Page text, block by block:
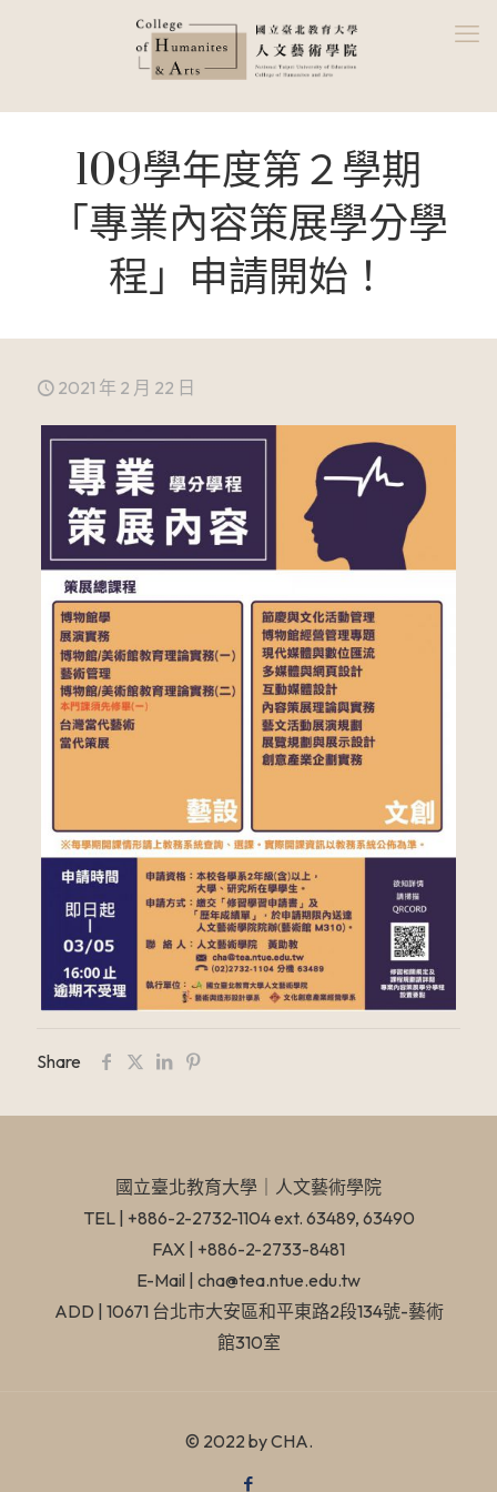
109學年度第２學期
「專業內容策展學分學
程」申請開始！
2021 年 2 月 22 日
Share
國立臺北教育大學​｜人文藝術學院
TEL | +886-2-2732-1104 ext. 63489, 63490
FAX | +886-2-2733-8481
E-Mail | cha@tea.ntue.edu.tw
ADD | 10671 台北市大安區和平東路2段134號-藝術
館310室
© 2022 by CHA.